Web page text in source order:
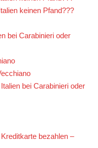
keinen Pfand???
bei Carabinieri oder
bei Carabinieri oder
bezahlen –